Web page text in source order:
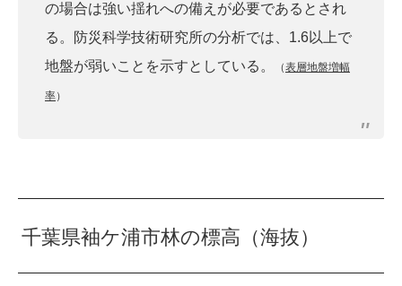
の場合は強い揺れへの備えが必要であるとされ
る。防災科学技術研究所の分析では、1.6以上で
地盤が弱いことを示すとしている。
（表層地盤増幅
率）
千葉県袖ケ浦市林の標高（海抜）